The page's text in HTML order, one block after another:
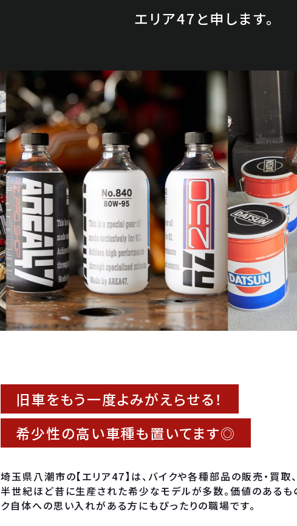
エリア47と申します。
旧車をもう一度よみがえらせる！
希少性の高い車種も置いてます◎
埼玉県八潮市の【エリア47】は、バイクや各種部品の販売・買取
半世紀ほど昔に生産された希少なモデルが多数。価値のあるも
ク自体への思い入れがある方にもぴったりの職場です。